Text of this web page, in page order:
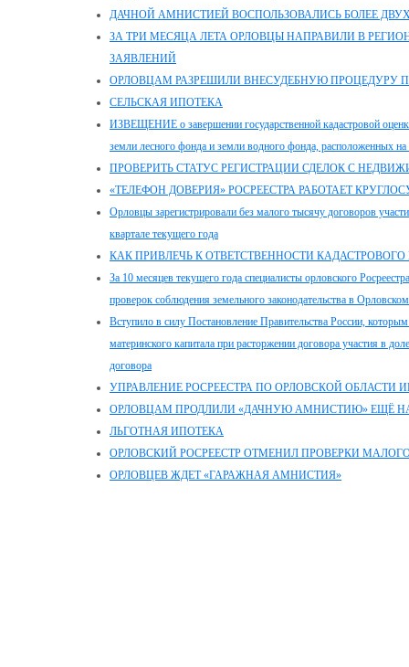
ДАЧНОЙ АМНИСТИЕЙ ВОСПОЛЬЗОВАЛИСЬ БОЛЕЕ
ЗА ТРИ МЕСЯЦА ЛЕТА ОРЛОВЦЫ НАПРАВИЛИ В
ЗАЯВЛЕНИЙ
ОРЛОВЦАМ РАЗРЕШИЛИ ВНЕСУДЕБНУЮ ПРОЦЕДУРУ
СЕЛЬСКАЯ ИПОТЕКА
ИЗВЕЩЕНИЕ о завершении государственной кадастровой
земли лесного фонда и земли водного фонда, расположенных
ПРОВЕРИТЬ СТАТУС РЕГИСТРАЦИИ СДЕЛОК С
«ТЕЛЕФОН ДОВЕРИЯ» РОСРЕЕСТРА РАБОТАЕТ
Орловцы зарегистрировали без малого тысячу договоров
квартале текущего года
КАК ПРИВЛЕЧЬ К ОТВЕТСТВЕННОСТИ
За 10 месяцев текущего года специалисты орловского
проверок соблюдения земельного законодательства в
Вступило в силу Постановление Правительства России,
материнского капитала при расторжении договора участия в
договора
УПРАВЛЕНИЕ РОСРЕЕСТРА ПО ОРЛОВСКОЙ ОБЛАСТИ
ОРЛОВЦАМ ПРОДЛИЛИ «ДАЧНУЮ АМНИСТИЮ» ЕЩЁ
ЛЬГОТНАЯ ИПОТЕКА
ОРЛОВСКИЙ РОСРЕЕСТР ОТМЕНИЛ ПРОВЕРКИ
ОРЛОВЦЕВ ЖДЕТ «ГАРАЖНАЯ АМНИСТИЯ»